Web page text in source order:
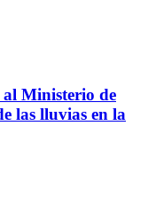
Ministerio de
las lluvias en la